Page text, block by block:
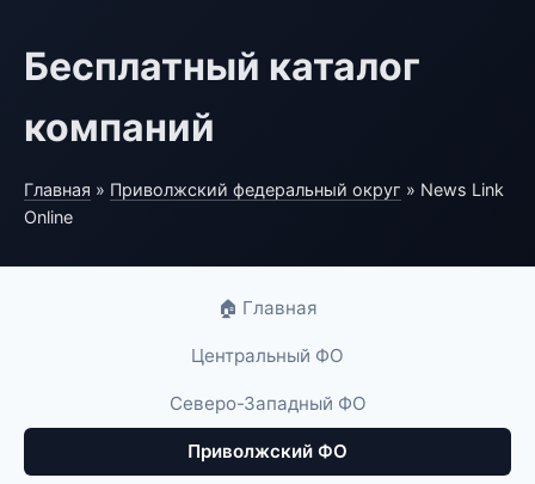
Бесплатный каталог
компаний
Главная » Приволжский федеральный округ » News Link
Online
🏠 Главная
Центральный ФО
Северо-Западный ФО
Приволжский ФО